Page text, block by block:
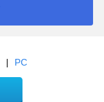
| PC